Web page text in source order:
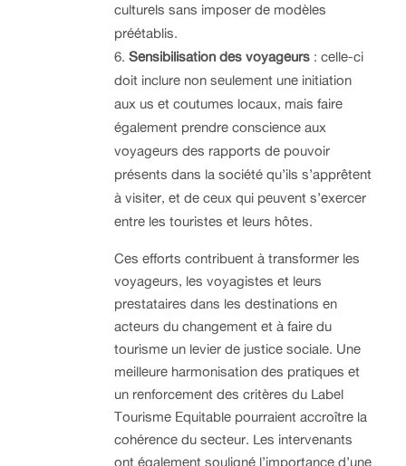
culturels sans imposer de modèles
préétablis.
Sensibilisation des voyageurs: celle-ci
doit inclure non seulement une initiation
aux us et coutumes locaux, mais faire
également prendre conscience aux
voyageurs des rapports de pouvoir
présents dans la société qu’ils s’apprêtent
à visiter, et de ceux qui peuvent s’exercer
entre les touristes et leurs hôtes.
Ces efforts contribuent à transformer les
voyageurs, les voyagistes et leurs
prestataires dans les destinations en
acteurs du changement et à faire du
tourisme un levier de justice sociale. Une
meilleure harmonisation des pratiques et
un renforcement des critères du Label
Tourisme Equitable pourraient accroître la
cohérence du secteur. Les intervenants
ont également souligné l’importance d’une